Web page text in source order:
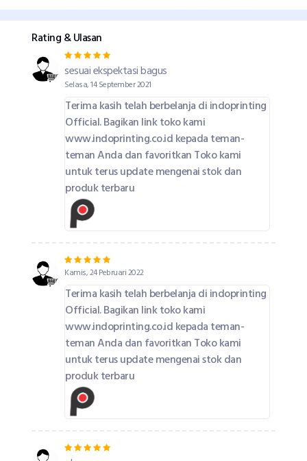
Rating & Ulasan
sesuai ekspektasi bagus
Selasa, 14 September 2021
Terima kasih telah berbelanja di indoprinting
Official. Bagikan link toko kami
www.indoprinting.co.id kepada teman-
teman Anda dan favoritkan Toko kami
untuk terus update mengenai stok dan
produk terbaru
Kamis, 24 Pebruari 2022
Terima kasih telah berbelanja di indoprinting
Official. Bagikan link toko kami
www.indoprinting.co.id kepada teman-
teman Anda dan favoritkan Toko kami
untuk terus update mengenai stok dan
produk terbaru